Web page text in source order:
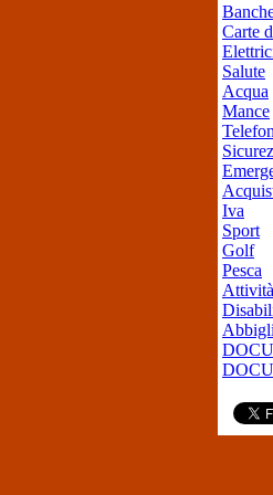
Carte
Salute
Acqua
Mance
Iva
Sport
Golf
Pesca